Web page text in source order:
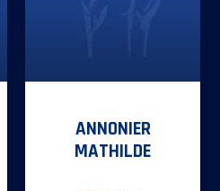
ANNONIER
MATHILDE